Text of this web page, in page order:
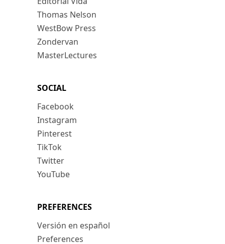
Thomas Nelson
WestBow Press
Zondervan
MasterLectures
SOCIAL
Facebook
Instagram
Pinterest
TikTok
Twitter
YouTube
PREFERENCES
Versión en español
Preferences